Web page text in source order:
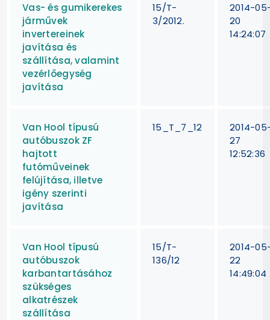
Vas- és gumikerekes
járművek
invertereinek
javítása és
szállítása, valamint
vezérlőegység
javítása
15/T-
3/2012.
2014-
20
14:24:07
Van Hool típusú
autóbuszok ZF
hajtott
futóműveinek
felújítása, illetve
igény szerinti
javítása
15_T_7_12
2014-
27
12:52:36
Van Hool típusú
autóbuszok
karbantartásához
szükséges
alkatrészek
szállítása
15/T-
136/12
2014-
22
14:49:04